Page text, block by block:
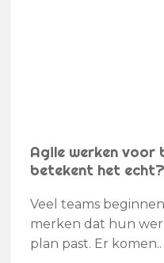
Agile werken voor
betekent het echt?
Veel teams
merken dat hun
plan past. Er komen..